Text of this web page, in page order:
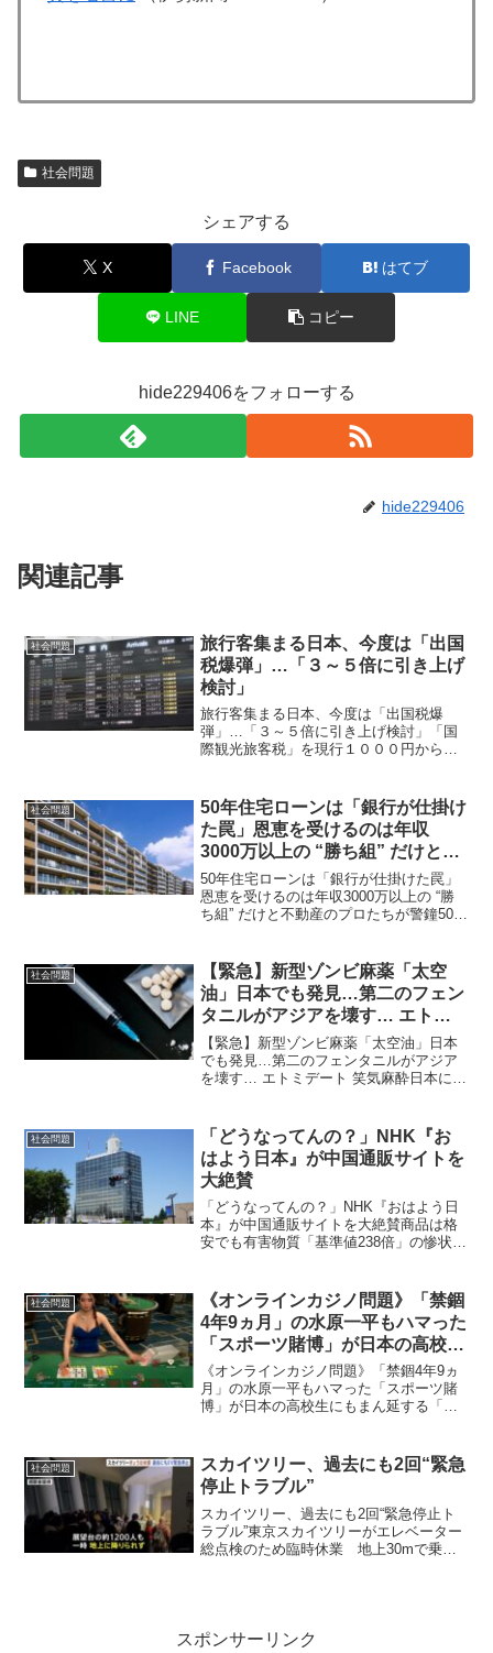
社会問題
シェアする
X Facebook はてブ
LINE コピー
hide229406をフォローする
hide229406
関連記事
社会問題
旅行客集まる日本、今度は「出国
税爆弾」…「３～５倍に引き上げ
検討」
旅行客集まる日本、今度は「出国税爆
弾」…「３～５倍に引き上げ検討」「国
際観光旅客税」を現行１０００円から３
客税」を現行１０００円から３～５倍程
に引き上げる案を検討してい...
社会問題
50年住宅ローンは「銀行が仕掛け
た罠」恩恵を受けるのは年収
3000万以上の “勝ち組” だけと不
動産のプロたちが警鐘
50年住宅ローンは「銀行が仕掛けた罠」
恩恵を受けるのは年収3000万以上の “勝
ち組” だけと不動産のプロたちが警鐘50年
浮沈のある人生どこかで破綻する可能性
もある。...
社会問題
【緊急】新型ゾンビ麻薬「太空
油」日本でも発見…第二のフェン
タニルがアジアを壊す… エトミ
デート 笑気麻酔
【緊急】新型ゾンビ麻薬「太空油」日本
でも発見…第二のフェンタニルがアジア
を壊す… エトミデート 笑気麻酔日本に入
空油 #フェンタニル アジアで猛...
社会問題
「どうなってんの？」NHK『お
はよう日本』が中国通販サイトを
大絶賛
「どうなってんの？」NHK『おはよう日
本』が中国通販サイトを大絶賛商品は格
安でも有害物質「基準値238倍」の惨状
の日の特集では、中国企業が運営する格
安通販サイト「...
社会問題
《オンラインカジノ問題》「禁錮
4年9ヵ月」の水原一平もハマった
「スポーツ賭博」が日本の高校生
にもまん延する「ヤバすぎる未
来」
《オンラインカジノ問題》「禁錮4年9ヵ
月」の水原一平もハマった「スポーツ賭
博」が日本の高校生にもまん延する「ヤ
ンブル依存症が世界的な問題になってい
る。中でも深刻なのがス...
社会問題
スカイツリー、過去にも2回“緊急
停止トラブル”
スカイツリー、過去にも2回“緊急停止ト
ラブル”東京スカイツリーがエレベーター
総点検のため臨時休業 地上30mで乗客
スポンサーリンク